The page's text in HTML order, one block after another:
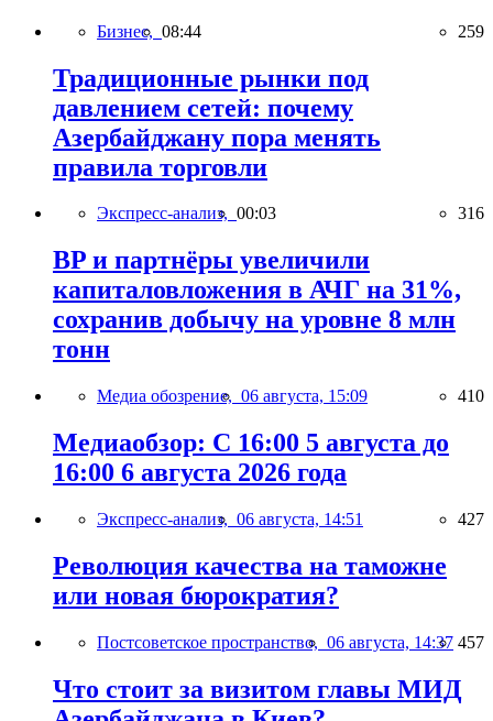
Бизнес, 08:44 259
Традиционные рынки под
давлением сетей: почему
Азербайджану пора менять
правила торговли
Экспресс-анализ, 00:03 316
BP и партнёры увеличили
капиталовложения в АЧГ на 31%,
сохранив добычу на уровне 8 млн
тонн
Медиа обозрение, 06 августа, 15:09 410
Медиаобзор: С 16:00 5 августа до
16:00 6 августа 2026 года
Экспресс-анализ, 06 августа, 14:51 427
Революция качества на таможне
или новая бюрократия?
Постсоветское пространство, 06 августа, 14:37 457
Что стоит за визитом главы МИД